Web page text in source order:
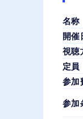
名称
開催
視聴
定員
参加
参加